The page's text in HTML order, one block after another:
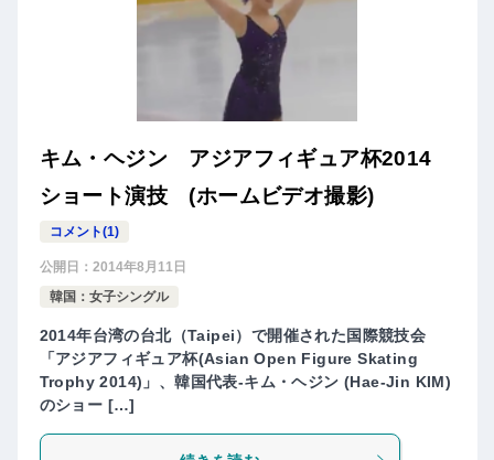
キム・ヘジン アジアフィギュア杯2014
ショート演技 (ホームビデオ撮影)
コメント(1)
公開日： 2014年8月11日
韓国：女子シングル
2014年台湾の台北（Taipei）で開催された国際競技会
「アジアフィギュア杯(Asian Open Figure Skating
Trophy 2014)」、韓国代表-キム・ヘジン (Hae-Jin KIM)
のショー […]